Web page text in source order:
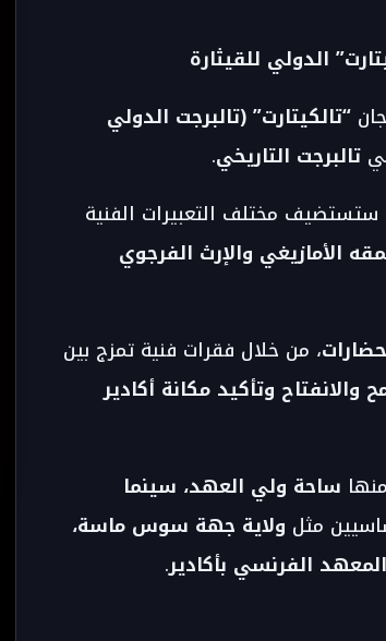
الدولي للقيثارة
“تالكيتارت” (تالبرجت الدولي
تالبرجت التاريخي.
ستستضيف مختلف التعبيرات الفنية
الأمازيغي والإرث الفرجوي
، من خلال فقرات فنية تمزج بين
والانفتاح وتأكيد مكانة أكادير
ساحة ولي العهد، سينما
مثل ولاية جهة سوس ماسة،
الفرنسي بأكادير.